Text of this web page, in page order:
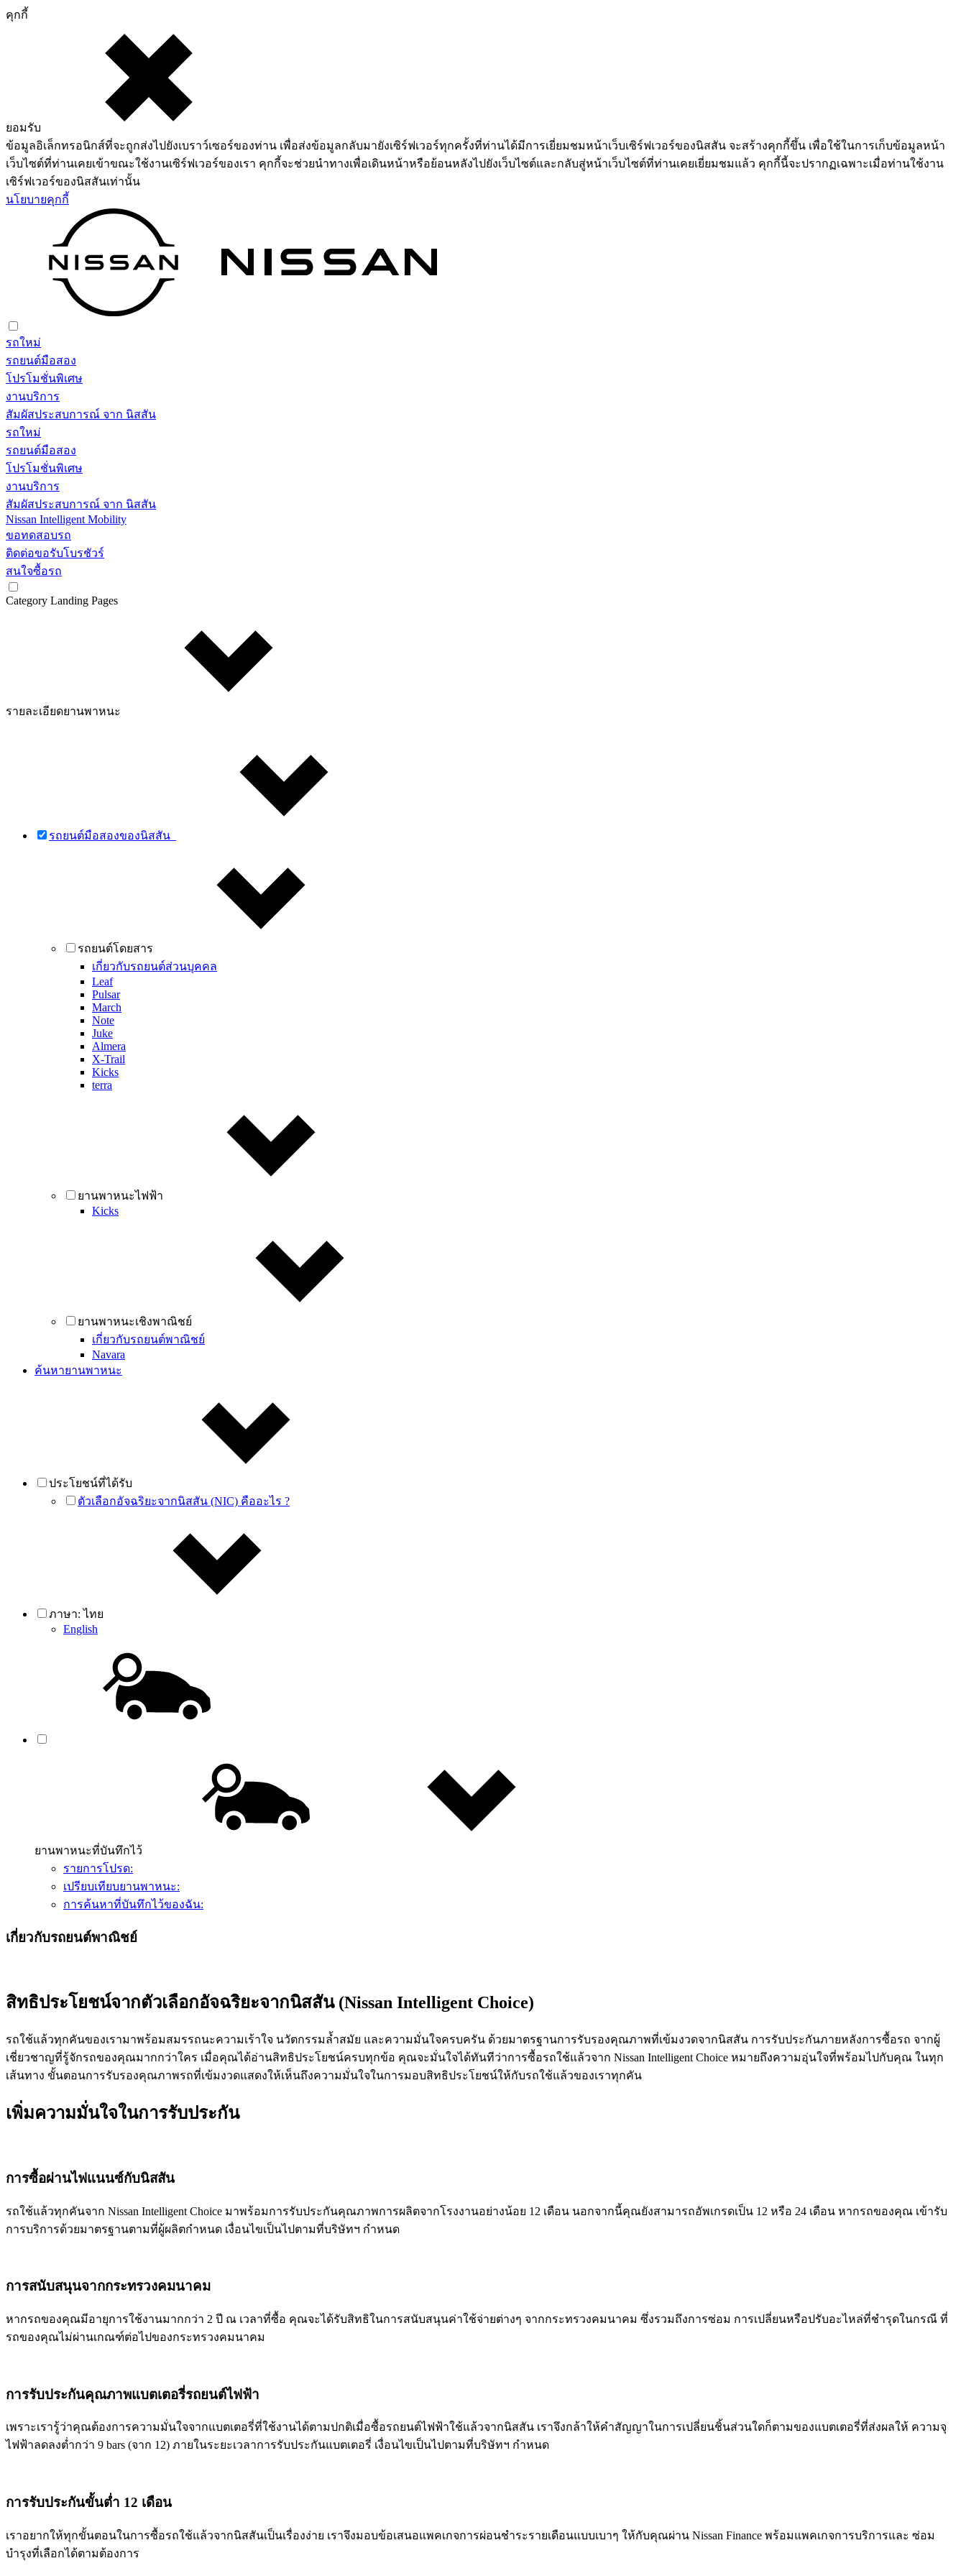
คุกกี้
ยอมรับ
ข้อมูลอิเล็กทรอนิกส์ที่จะถูกส่งไปยังเบราว์เซอร์ของท่าน เพื่อส่งข้อมูลกลับมายังเซิร์ฟเวอร์ทุกครั้งที่ท่านได้มีการเยี่ยมชมหน้าเว็บเซิร์ฟเวอร์ของนิสสัน จะสร้างคุกกี้ขึ้น เพื่อใช้ในการเก็บข้อมูลหน้า
เว็บไซต์ที่ท่านเคยเข้าขณะใช้งานเซิร์ฟเวอร์ของเรา คุกกี้จะช่วยนำทางเพื่อเดินหน้าหรือย้อนหลังไปยังเว็บไซต์และกลับสู่หน้าเว็บไซต์ที่ท่านเคยเยี่ยมชมแล้ว คุกกี้นี้จะปรากฏเฉพาะเมื่อท่านใช้งาน
เซิร์ฟเวอร์ของนิสสันเท่านั้น
นโยบายคุกกี้
รถใหม่
รถยนต์มือสอง
โปรโมชั่นพิเศษ
งานบริการ
สัมผัสประสบการณ์ จาก นิสสัน
รถใหม่
รถยนต์มือสอง
โปรโมชั่นพิเศษ
งานบริการ
สัมผัสประสบการณ์ จาก นิสสัน
Nissan Intelligent Mobility
ขอทดสอบรถ
ติดต่อขอรับโบรชัวร์
สนใจซื้อรถ
Category Landing Pages
รายละเอียดยานพาหนะ
รถยนต์มือสองของนิสสัน
รถยนต์โดยสาร
เกี่ยวกับรถยนต์ส่วนบุคคล
Leaf
Pulsar
March
Note
Juke
Almera
X-Trail
Kicks
terra
ยานพาหนะไฟฟ้า
Kicks
ยานพาหนะเชิงพาณิชย์
เกี่ยวกับรถยนต์พาณิชย์
Navara
ค้นหายานพาหนะ
ประโยชน์ที่ได้รับ
ตัวเลือกอัจฉริยะจากนิสสัน (NIC) คืออะไร ?
ภาษา:ไทย
English
ยานพาหนะที่บันทึกไว้
รายการโปรด:
เปรียบเทียบยานพาหนะ:
การค้นหาที่บันทึกไว้ของฉัน:
เกี่ยวกับรถยนต์พาณิชย์
สิทธิประโยชน์จากตัวเลือกอัจฉริยะจากนิสสัน (Nissan Intelligent Choice)
รถใช้แล้วทุกคันของเรามาพร้อมสมรรถนะความเร้าใจ นวัตกรรมล้ำสมัย และความมั่นใจครบครัน ด้วยมาตรฐานการรับรองคุณภาพที่เข้มงวดจากนิสสัน การรับประกันภายหลังการซื้อรถ จากผู้
เชี่ยวชาญที่รู้จักรถของคุณมากกว่าใคร เมื่อคุณได้อ่านสิทธิประโยชน์ครบทุกข้อ คุณจะมั่นใจได้ทันทีว่าการซื้อรถใช้แล้วจาก Nissan Intelligent Choice หมายถึงความอุ่นใจที่พร้อมไปกับคุณ ในทุก
เส้นทาง ขั้นตอนการรับรองคุณภาพรถที่เข้มงวดแสดงให้เห็นถึงความมั่นใจในการมอบสิทธิประโยชน์ให้กับรถใช้แล้วของเราทุกคัน
เพิ่มความมั่นใจในการรับประกัน
การซื้อผ่านไฟแนนซ์กับนิสสัน
รถใช้แล้วทุกคันจาก Nissan Intelligent Choice มาพร้อมการรับประกันคุณภาพการผลิตจากโรงงานอย่างน้อย 12 เดือน นอกจากนี้คุณยังสามารถอัพเกรดเป็น 12 หรือ 24 เดือน หากรถของคุณ เข้ารับ
การบริการด้วยมาตรฐานตามที่ผู้ผลิตกำหนด เงื่อนไขเป็นไปตามที่บริษัทฯ กำหนด
การสนับสนุนจากกระทรวงคมนาคม
หากรถของคุณมีอายุการใช้งานมากกว่า 2 ปี ณ เวลาที่ซื้อ คุณจะได้รับสิทธิในการสนับสนุนค่าใช้จ่ายต่างๆ จากกระทรวงคมนาคม ซึ่งรวมถึงการซ่อม การเปลี่ยนหรือปรับอะไหล่ที่ชำรุดในกรณี ที่
รถของคุณไม่ผ่านเกณฑ์ต่อไปของกระทรวงคมนาคม
การรับประกันคุณภาพแบตเตอรี่รถยนต์ไฟฟ้า
เพราะเรารู้ว่าคุณต้องการความมั่นใจจากแบตเตอรี่ที่ใช้งานได้ตามปกติเมื่อซื้อรถยนต์ไฟฟ้าใช้แล้วจากนิสสัน เราจึงกล้าให้คำสัญญาในการเปลี่ยนชิ้นส่วนใดก็ตามของแบตเตอรี่ที่ส่งผลให้ ความจุ
ไฟฟ้าลดลงต่ำกว่า 9 bars (จาก 12) ภายในระยะเวลาการรับประกันแบตเตอรี่ เงื่อนไขเป็นไปตามที่บริษัทฯ กำหนด
การรับประกันขั้นต่ำ 12 เดือน
เราอยากให้ทุกขั้นตอนในการซื้อรถใช้แล้วจากนิสสันเป็นเรื่องง่าย เราจึงมอบข้อเสนอแพคเกจการผ่อนชำระรายเดือนแบบเบาๆ ให้กับคุณผ่าน Nissan Finance พร้อมแพคเกจการบริการและ ซ่อม
บำรุงที่เลือกได้ตามต้องการ